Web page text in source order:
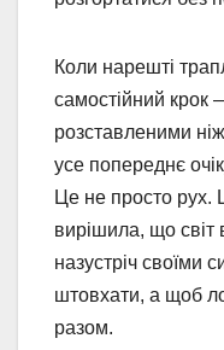
Коли нарешті
самостійний крок
розставленими
усе попереднє
Це не просто рух.
вирішила, що світ
назустріч своїми
штовхати, а щоб
разом.